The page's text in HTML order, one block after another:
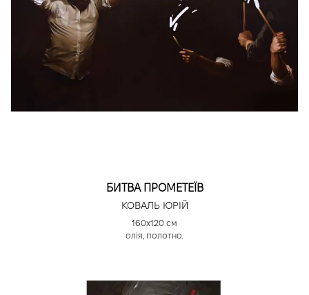
БИТВА ПРОМЕТЕЇВ
КОВАЛЬ ЮРІЙ
160х120 см
олія, полотно.